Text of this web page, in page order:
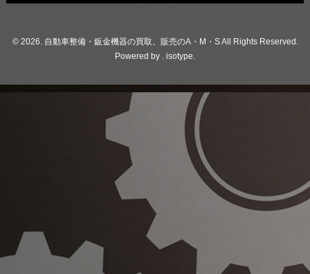
© 2026. 自動車整備・鈑金機器の買取、販売のA・M・S All Rights Reserved.
Powered by . isotype.